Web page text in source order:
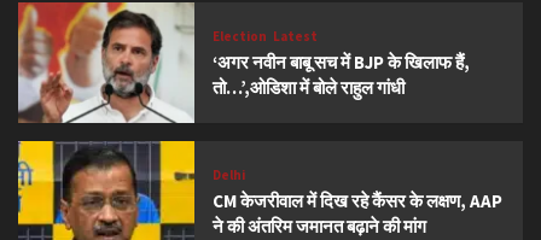
Election Latest
‘अगर नवीन बाबू सच में BJP के खिलाफ हैं,
तो…’,ओडिशा में बोले राहुल गांधी
Delhi
CM केजरीवाल में दिख रहे कैंसर के लक्षण, AAP
ने की अंतरिम जमानत बढ़ाने की मांग